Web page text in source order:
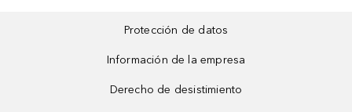
Protección de datos
Información de la empresa
Derecho de desistimiento